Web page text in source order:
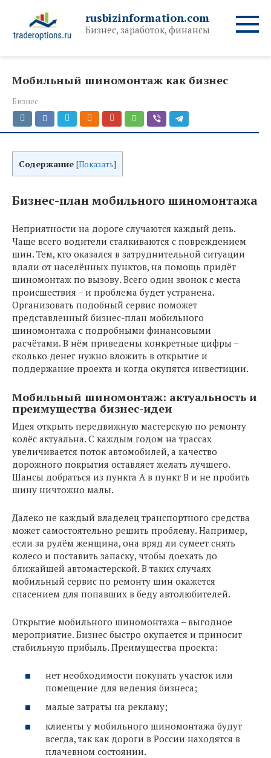
контенту
rusbizinformation.com
Бизнес, заработок, финансы
Мобильный шиномонтаж как бизнес
Бизнес
Содержание [Показать]
Бизнес-план мобильного шиномонтажа
Неприятности на дороге случаются каждый день.
Чаще всего водители сталкиваются с повреждением
шин. Тем, кто оказался в затруднительной ситуации
вдали от населённых пунктов, на помощь придёт
шиномонтаж по вызову. Всего один звонок с места
происшествия – и проблема будет устранена.
Организовать подобный сервис поможет
представленный бизнес-план мобильного
шиномонтажа с подробными финансовыми
расчётами. В нём приведены конкретные цифры –
сколько денег нужно вложить в открытие и
поддержание проекта и когда окупятся инвестиции.
Мобильный шиномонтаж: актуальность и
преимущества бизнес-идеи
Идея открыть передвижную мастерскую по ремонту
колёс актуальна. С каждым годом на трассах
увеличивается поток автомобилей, а качество
дорожного покрытия оставляет желать лучшего.
Шансы добраться из пункта А в пункт В и не пробить
шину ничтожно малы.
Далеко не каждый владелец транспортного средства
может самостоятельно решить проблему. Например,
если за рулём женщина, она вряд ли сумеет снять
колесо и поставить запаску, чтобы доехать до
ближайшей автомастерской. В таких случаях
мобильный сервис по ремонту шин окажется
спасением для попавших в беду автолюбителей.
Открытие мобильного шиномонтажа – выгодное
мероприятие. Бизнес быстро окупается и приносит
стабильную прибыль. Преимущества проекта:
нет необходимости покупать участок или
помещение для ведения бизнеса;
малые затраты на рекламу;
клиенты у мобильного шиномонтажа будут
всегда, так как дороги в России находятся в
плачевном состоянии.